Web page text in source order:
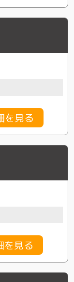
を見る
を見る